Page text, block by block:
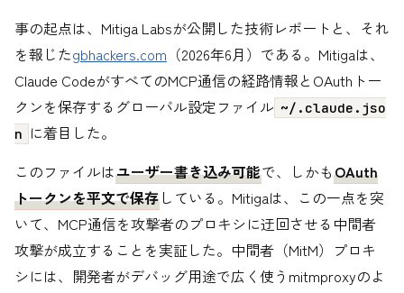
事の起点は、Mitiga Labsが公開した技術レポートと、それ
を報じたgbhackers.com （2026年6月）である。Mitigaは、
Claude CodeがすべてのMCP通信の経路情報とOAuthトー
クンを保存するグローバル設定ファイル ~/.claude.jso
n に着目した。
このファイルはユーザー書き込み可能で、しかもOAuth
トークンを平文で保存 している。Mitigaは、この一点を突
いて、MCP通信を攻撃者のプロキシに迂回させる中間者
攻撃が成立することを実証した。中間者（MitM）プロキ
シには、開発者がデバッグ用途で広く使うmitmproxyのよ